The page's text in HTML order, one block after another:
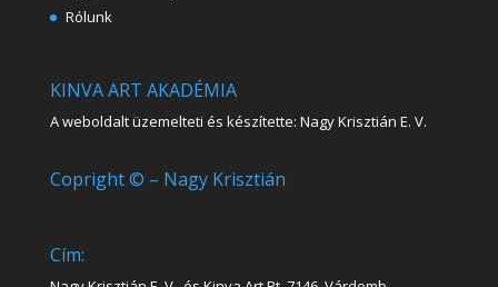
Rólunk
KINVA ART AKADÉMIA
A weboldalt üzemelteti és készítette: Nagy Krisztián E. V.
Copright © – Nagy Krisztián
Cím: